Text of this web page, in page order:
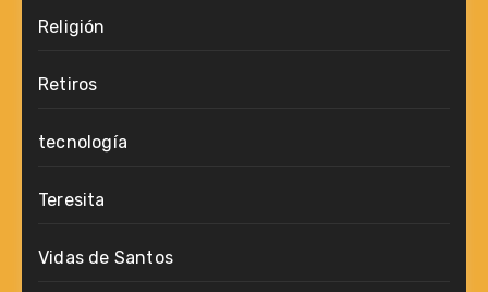
Religión
Retiros
tecnología
Teresita
Vidas de Santos